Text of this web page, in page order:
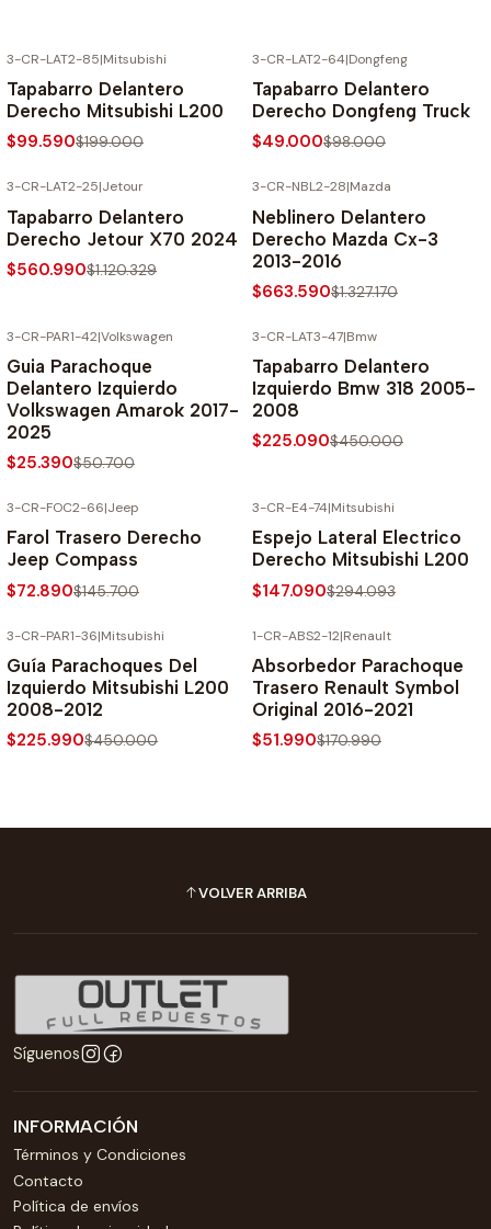
3-CR-LAT2-85|Mitsubishi
Tapabarro Delantero
Derecho Mitsubishi L200
$99.590$199.000
3-CR-LAT2-64|Dongfeng
Tapabarro Delantero
Derecho Dongfeng Truck
$49.000$98.000
3-CR-LAT2-25|Jetour
Tapabarro Delantero
Derecho Jetour X70 2024
$560.990$1.120.329
3-CR-NBL2-28|Mazda
Neblinero Delantero
Derecho Mazda Cx-3
2013-2016
$663.590$1.327.170
3-CR-PAR1-42|Volkswagen
Guia Parachoque
Delantero Izquierdo
Volkswagen Amarok 2017-
2025
$25.390$50.700
3-CR-LAT3-47|Bmw
Tapabarro Delantero
Izquierdo Bmw 318 2005-
2008
$225.090$450.000
3-CR-FOC2-66|Jeep
Farol Trasero Derecho
Jeep Compass
$72.890$145.700
3-CR-E4-74|Mitsubishi
Espejo Lateral Electrico
Derecho Mitsubishi L200
$147.090$294.093
3-CR-PAR1-36|Mitsubishi
Guía Parachoques Del
Izquierdo Mitsubishi L200
2008-2012
$225.990$450.000
1-CR-ABS2-12|Renault
Absorbedor Parachoque
Trasero Renault Symbol
Original 2016-2021
$51.990$170.990
VOLVER ARRIBA
Síguenos
INFORMACIÓN
Términos y Condiciones
Contacto
Política de envíos